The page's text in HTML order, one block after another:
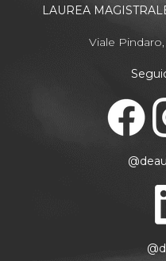
LAUREA
Viale Pindaro,